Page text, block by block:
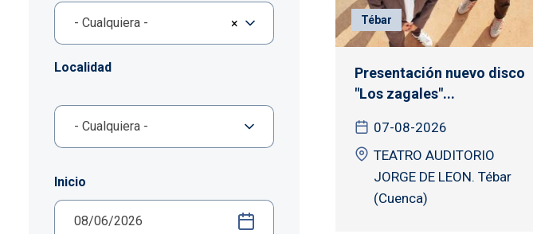
×
- Cualquiera -
Localidad
Inicio
Tébar
Presentación nuevo disco
"Los zagales"...
07-08-2026
TEATRO AUDITORIO
JORGE DE LEON. Tébar
(Cuenca)